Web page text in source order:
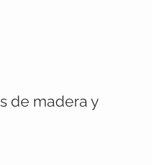
de madera y